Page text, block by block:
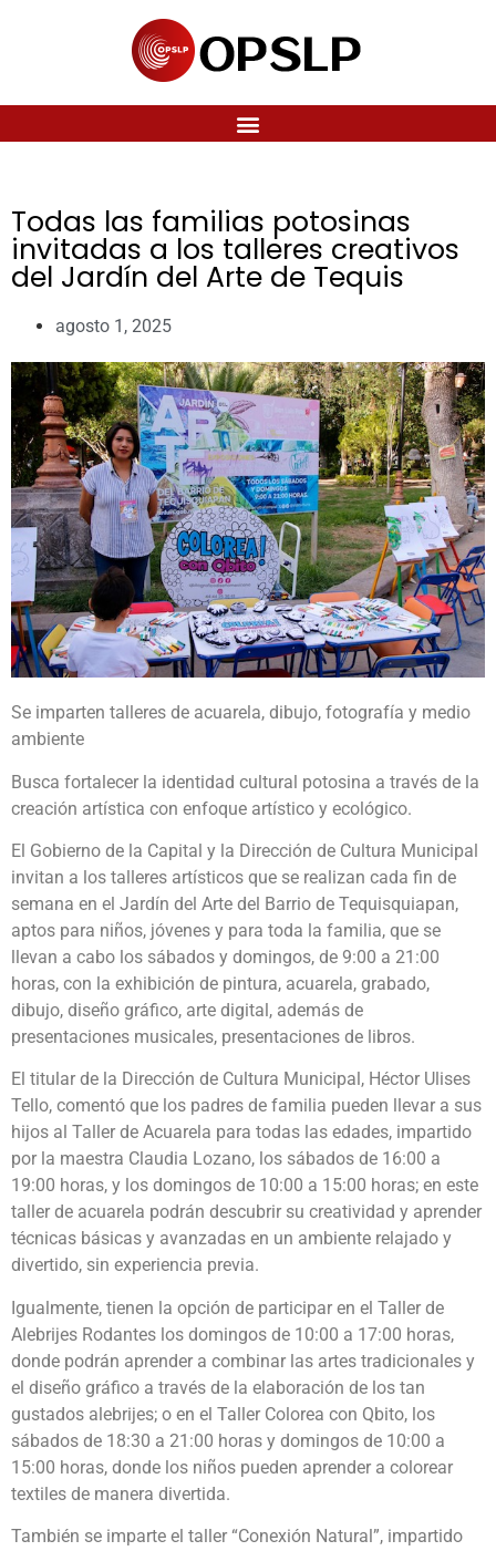
Todas las familias potosinas
invitadas a los talleres creativos
del Jardín del Arte de Tequis
agosto 1, 2025
Se imparten talleres de acuarela, dibujo, fotografía y medio
ambiente
Busca fortalecer la identidad cultural potosina a través de la
creación artística con enfoque artístico y ecológico.
El Gobierno de la Capital y la Dirección de Cultura Municipal
invitan a los talleres artísticos que se realizan cada fin de
semana en el Jardín del Arte del Barrio de Tequisquiapan,
aptos para niños, jóvenes y para toda la familia, que se
llevan a cabo los sábados y domingos, de 9:00 a 21:00
horas, con la exhibición de pintura, acuarela, grabado,
dibujo, diseño gráfico, arte digital, además de
presentaciones musicales, presentaciones de libros.
El titular de la Dirección de Cultura Municipal, Héctor Ulises
Tello, comentó que los padres de familia pueden llevar a sus
hijos al Taller de Acuarela para todas las edades, impartido
por la maestra Claudia Lozano, los sábados de 16:00 a
19:00 horas, y los domingos de 10:00 a 15:00 horas; en este
taller de acuarela podrán descubrir su creatividad y aprender
técnicas básicas y avanzadas en un ambiente relajado y
divertido, sin experiencia previa.
Igualmente, tienen la opción de participar en el Taller de
Alebrijes Rodantes los domingos de 10:00 a 17:00 horas,
donde podrán aprender a combinar las artes tradicionales y
el diseño gráfico a través de la elaboración de los tan
gustados alebrijes; o en el Taller Colorea con Qbito, los
sábados de 18:30 a 21:00 horas y domingos de 10:00 a
15:00 horas, donde los niños pueden aprender a colorear
textiles de manera divertida.
También se imparte el taller “Conexión Natural”, impartido